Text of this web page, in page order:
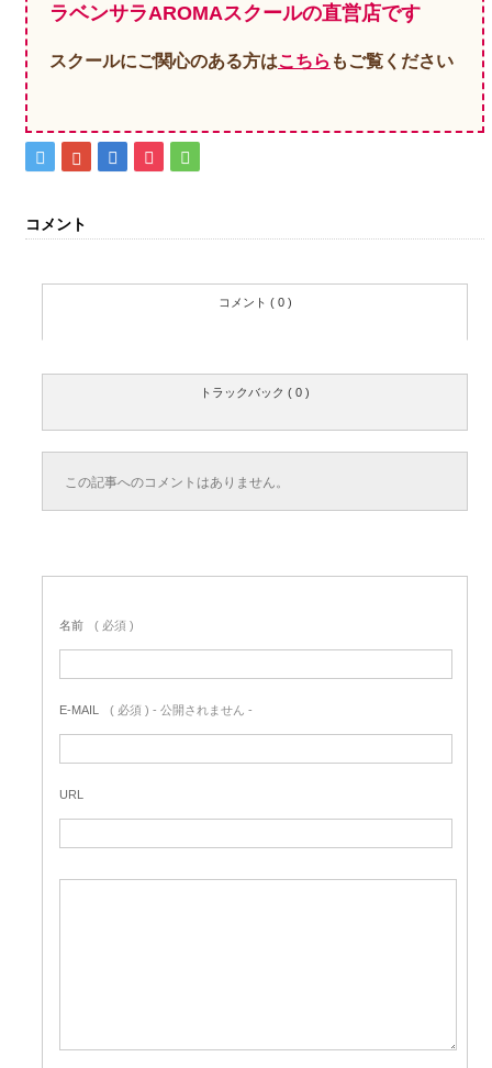
ラベンサラAROMAスクールの直営店です
スクールにご関心のある方はこちら もご覧ください
コメント
コメント ( 0 )
トラックバック ( 0 )
この記事へのコメントはありません。
名前 ( 必須 )
E-MAIL ( 必須 ) - 公開されません -
URL